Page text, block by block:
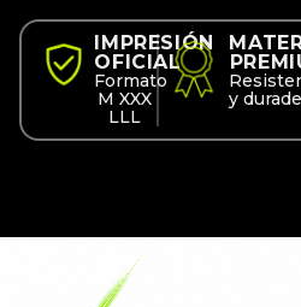
IMPRESIÓN
OFICIAL
Formato
M XXX
LLL
y